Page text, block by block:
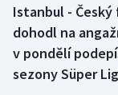
Boby a skeleton
Box
AZ kvíz
Istanbul -
dohodl na
v pondělí
sezony Süper